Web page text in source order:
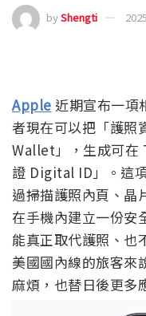
byShengti
Apple 近期宣布一項
者現在可以把「護照
Wallet」，生成可在
證 Digital ID」。這
過掃描護照內頁、晶
在手機內建立一份安
能真正取代護照、也
美國國內線的旅客來
麻煩，也替日後更多